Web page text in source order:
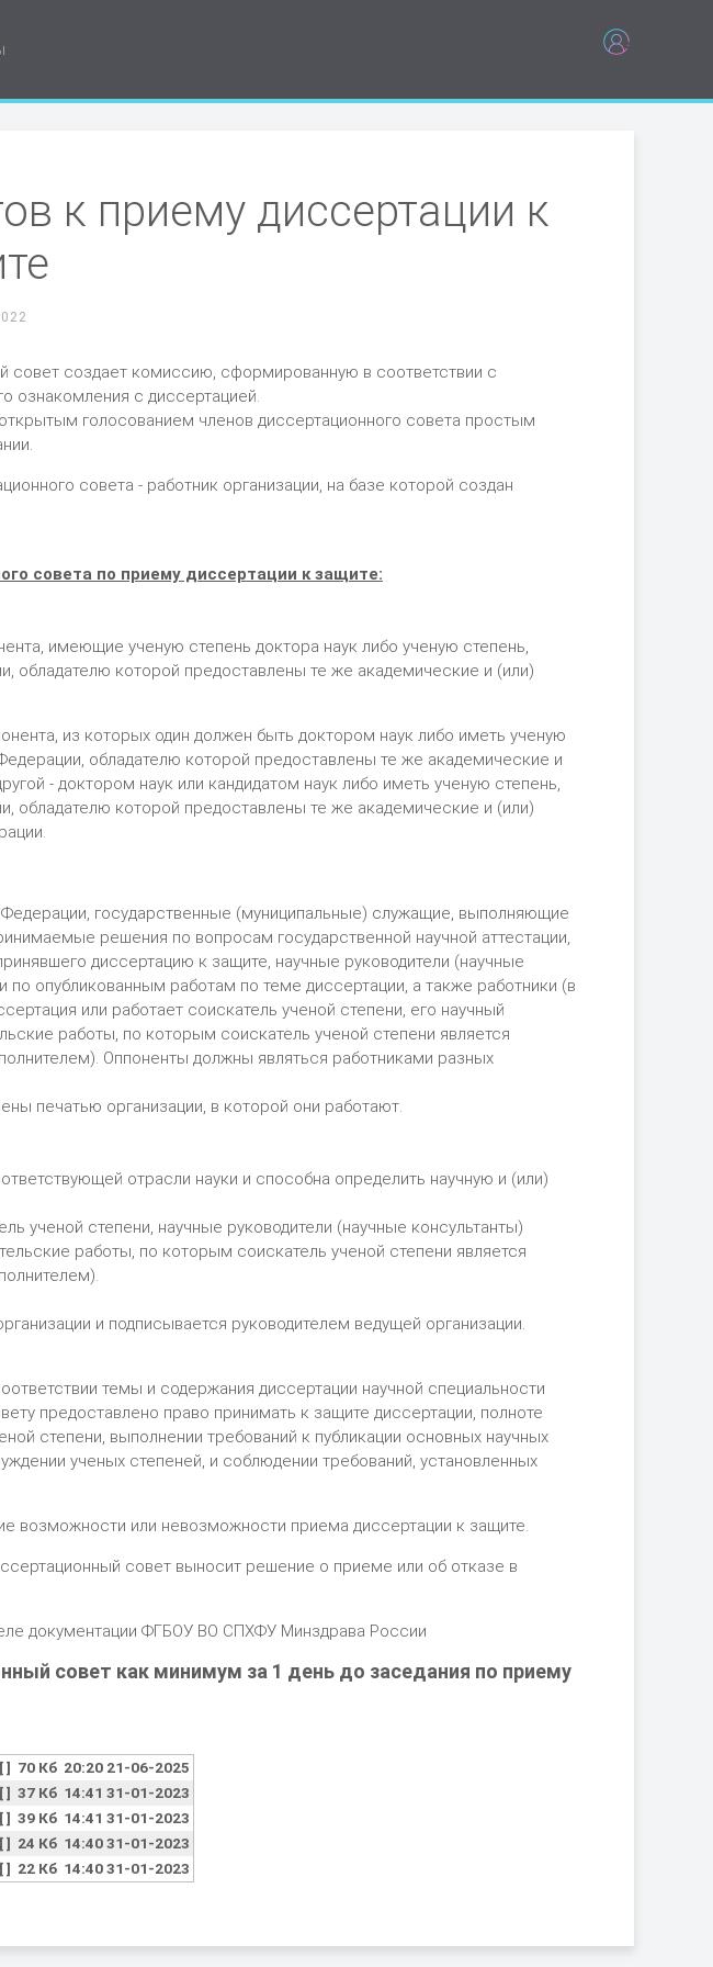
к приему диссертации к
совет создает комиссию, сформированную в соответствии с
ознакомления с диссертацией.
голосованием членов диссертационного совета простым
совета - работник организации, на базе которой создан
совета по приему диссертации к защите:
имеющие ученую степень доктора наук либо ученую степень,
обладателю которой предоставлены те же академические и (или)
из которых один должен быть доктором наук либо иметь ученую
обладателю которой предоставлены те же академические и
- доктором наук или кандидатом наук либо иметь ученую степень,
обладателю которой предоставлены те же академические и (или)
государственные (муниципальные) служащие, выполняющие
решения по вопросам государственной научной аттестации,
диссертацию к защите, научные руководители (научные
по опубликованным работам по теме диссертации, а также работники (в
или работает соискатель ученой степени, его научный
работы, по которым соискатель ученой степени является
Оппоненты должны являться работниками разных
печатью организации, в которой они работают.
отрасли науки и способна определить научную и (или)
ученой степени, научные руководители (научные консультанты)
работы, по которым соискатель ученой степени является
и подписывается руководителем ведущей организации.
темы и содержания диссертации научной специальности
предоставлено право принимать к защите диссертации, полноте
степени, выполнении требований к публикации основных научных
ученых степеней, и соблюдении требований, установленных
возможности или невозможности приема диссертации к защите.
совет выносит решение о приеме или об отказе в
документации ФГБОУ ВО СПХФУ Минздрава России
совет как минимум за 1 день до заседания по приему
[ ] 70 Кб 20:20 21-06-2025
[ ] 37 Кб 14:41 31-01-2023
[ ] 39 Кб 14:41 31-01-2023
[ ] 24 Кб 14:40 31-01-2023
[ ] 22 Кб 14:40 31-01-2023